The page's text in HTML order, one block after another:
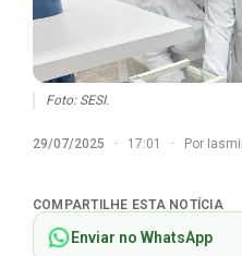
Foto: SESI.
29/07/2025 · 17:01 · Por
COMPARTILHE ESTA NOTÍCIA
Enviar no WhatsApp